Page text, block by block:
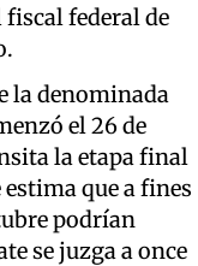
federal de
la denominada
el 26 de
la etapa final
que a fines
podrían
se juzga a once